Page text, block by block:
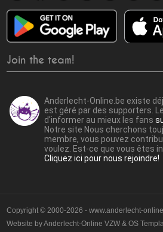
Join the team!
Anderlecht-Online.be existe
est géré par des supporters.
d'informer au mieux les fans
Notre site Nous cherchons
membre, vous pouvez
voulez. Est-ce que vous êtes
Cliquez ici pour nous rejoindre!
Copyright © 2000-2026 - www.anderlecht-
Website byAnderlecht-Online VZW &OS